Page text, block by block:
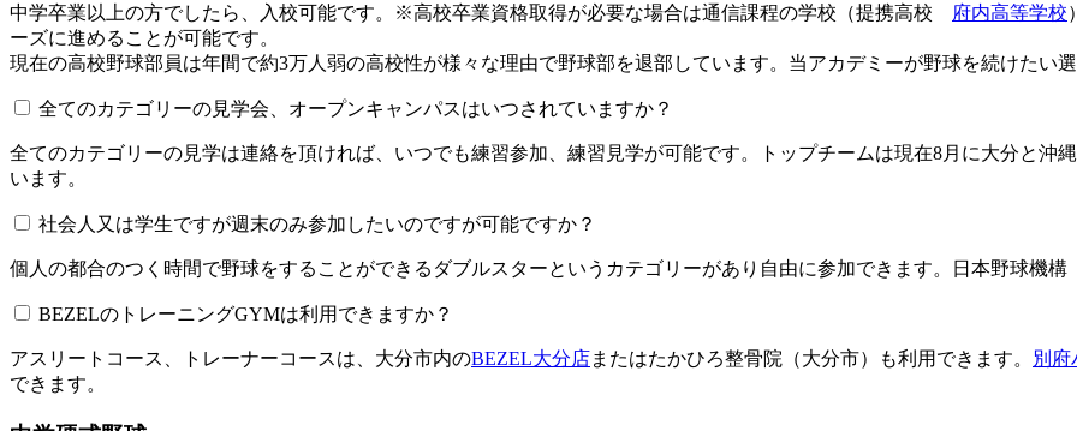
中学卒業以上の方でしたら、入校可能です。※高校卒業資格取得が必要な場合は通信課程の学校（提携高校 府内高等学校
ーズに進めることが可能です。
現在の高校野球部員は年間で約3万人弱の高校性が様々な理由で野球部を退部しています。当アカデミーが野球を続けたい
全てのカテゴリーの見学会、オープンキャンパスはいつされていますか？​​​​​
全てのカテゴリーの見学は連絡を頂ければ、いつでも練習参加、練習見学が可能です。トップチームは現在8月に大分と沖
います。
社会人又は学生ですが週末のみ参加したいのですが可能ですか？
個人の都合のつく時間で野球をすることができるダブルスターというカテゴリーがあり自由に参加できます。日本野球機
BEZELのトレーニングGYMは利用できますか？​​​​​
アスリートコース、トレーナーコースは、大分市内のBEZEL大分店またはたかひろ整骨院（大分市）も利用できます。
別府
できます。